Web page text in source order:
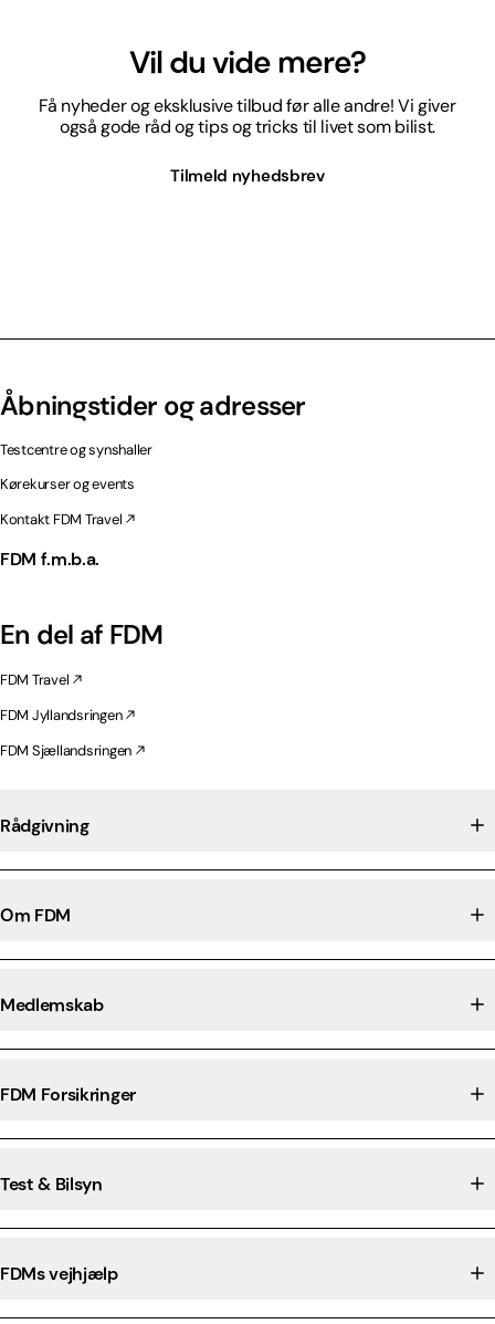
Vil du vide mere?
Få nyheder og eksklusive tilbud før alle andre! Vi giver
også gode råd og tips og tricks til livet som bilist.
Tilmeld nyhedsbrev
Åbningstider og adresser
Testcentre og synshaller
Kørekurser og events
Kontakt FDM Travel
FDM f.m.b.a.
En del af FDM
FDM Travel
FDM Jyllandsringen
FDM Sjællandsringen
Rådgivning
Om FDM
Medlemskab
FDM Forsikringer
Test & Bilsyn
FDMs vejhjælp